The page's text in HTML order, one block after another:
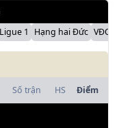
Ligue 1 Hạng hai Đức
Số trận HS Điểm